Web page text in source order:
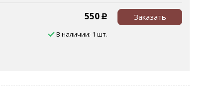
550 Р
В наличии: 1 шт.
Заказать